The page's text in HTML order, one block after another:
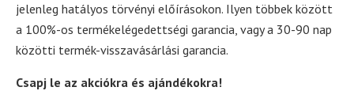
jelenleg hatályos törvényi előírásokon. Ilyen többek között
a 100%-os termékelégedettségi garancia, vagy a 30-90 nap
közötti termék-visszavásárlási garancia.
Csapj le az akciókra és ajándékokra!